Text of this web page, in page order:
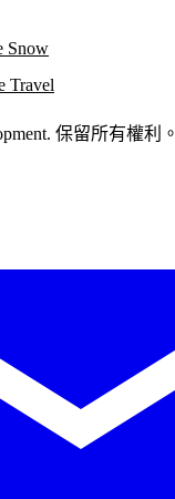
Snow
Travel
保留所有權利。